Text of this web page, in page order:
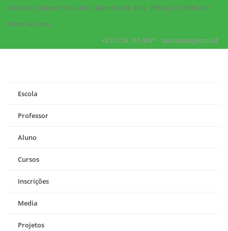
Quinta do Cruzeiro | Rua de S. Mamede de Arca, 768-ap 51 | 4990-202
Ponte de Lima
+351 258 741 404* secretaria@eppl.pt
Escola
Professor
Aluno
Cursos
Inscrições
Media
Projetos